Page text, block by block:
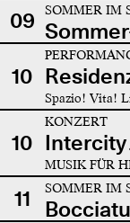
09
SOMMER IM
10
Spazio! Vita!
10
KONZERT
Intercity
MUSIK FÜR
11 SOMMER IM